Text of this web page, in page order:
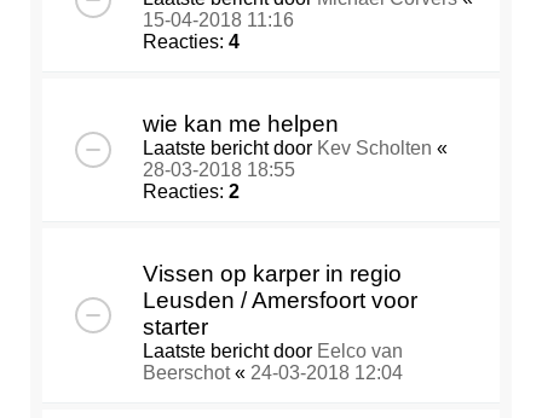
15-04-2018 11:16
Reacties: 4
wie kan me helpen
Laatste bericht door Kev Scholten «
28-03-2018 18:55
Reacties: 2
Vissen op karper in regio
Leusden / Amersfoort voor
starter
Laatste bericht door Eelco van
Beerschot« 24-03-2018 12:04